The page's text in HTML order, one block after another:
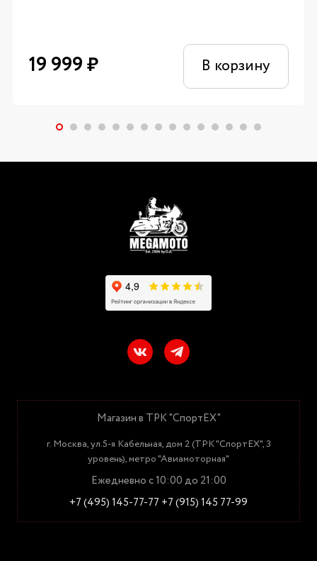
19 999₽ В корзину
Магазин в ТРК "СпортЕХ"
г. Москва, ул.5-я Кабельная, дом 2 (ТРК "СпортЕХ", 3
уровень), метро "Авиамоторная"
Ежедневно с 10:00 до 21:00
+7 (495) 145-77-77 +7 (915) 145 77-99